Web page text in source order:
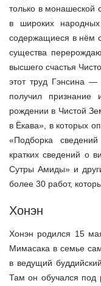
только в монашеской
в широких
содержащиеся в нём
существа
высшего счастья
этот труд Гэнсина —
получил
рождении в Чистой
в Ёкава», в которых
«Подборка
кратких сведений о
Сутры Амиды» и
более 30 работ,
Хонэн
Хонэн родился 15
Мимасака в семье
в ведущий
Там он обучался под